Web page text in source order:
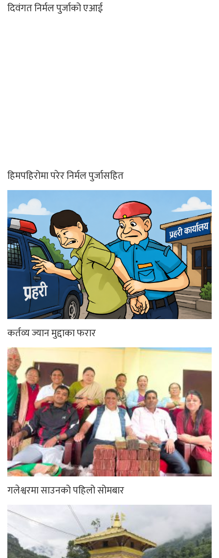
दिवंगत निर्मल पुर्जाको एआई
हिमपहिरोमा परेर निर्मल पुर्जासहित
कर्तव्य ज्यान मुद्दाका फरार
गलेश्वरमा साउनको पहिलो सोमबार